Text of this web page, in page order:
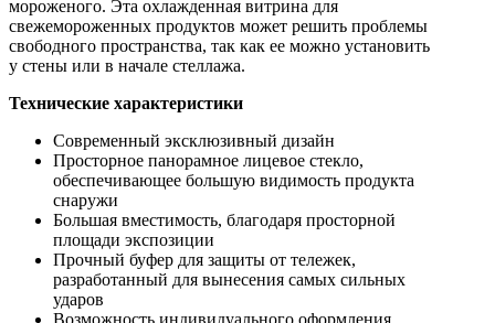
мороженого. Эта охлажденная витрина для
свежемороженных продуктов может решить проблемы
свободного пространства, так как ее можно установить
у стены или в начале стеллажа.
Технические характеристики
Современный эксклюзивный дизайн
Просторное панорамное лицевое стекло,
обеспечивающее большую видимость продукта
снаружи
Большая вместимость, благодаря просторной
площади экспозиции
Прочный буфер для защиты от тележек,
разработанный для вынесения самых сильных
ударов